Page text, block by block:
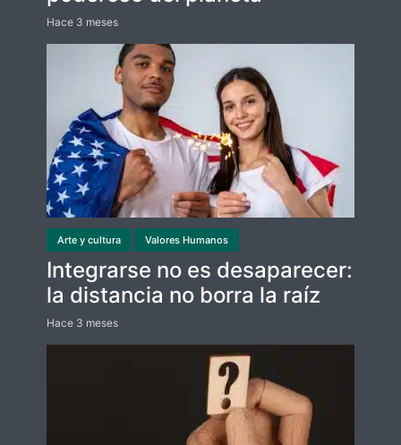
Hace 3 meses
Arte y cultura Valores Humanos
Integrarse no es desaparecer:
la distancia no borra la raíz
Hace 3 meses